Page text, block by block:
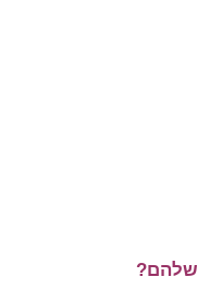
שלהם?